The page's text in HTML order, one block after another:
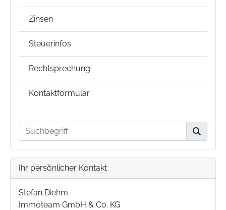
Zinsen
Steuerinfos
Rechtsprechung
Kontaktformular
Ihr persönlicher Kontakt
Stefan Diehm
Immoteam GmbH & Co. KG